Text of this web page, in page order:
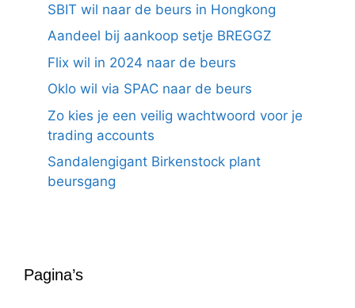
SBIT wil naar de beurs in Hongkong
Aandeel bij aankoop setje BREGGZ
Flix wil in 2024 naar de beurs
Oklo wil via SPAC naar de beurs
Zo kies je een veilig wachtwoord voor je
trading accounts
Sandalengigant Birkenstock plant
beursgang
Pagina’s